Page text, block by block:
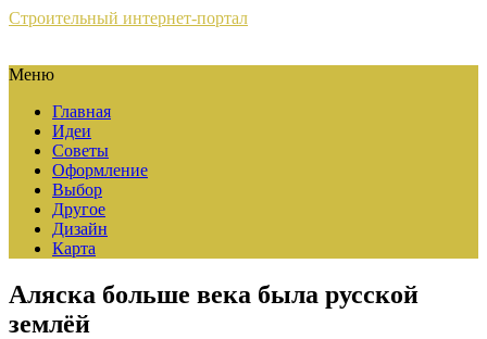
Строительный интернет-портал
Меню
Главная
Идеи
Советы
Оформление
Выбор
Другое
Дизайн
Карта
Аляска больше века была русской
землёй